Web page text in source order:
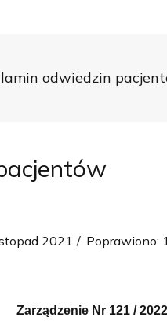
odwiedzin
2021 Poprawiono:
Zarządzenie Nr 121 / 2022